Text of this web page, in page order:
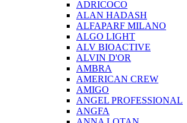
ADRICOCO
ALAN HADASH
ALFAPARF MILANO
ALGO LIGHT
ALV BIOACTIVE
ALVIN D'OR
AMBRA
AMERICAN CREW
AMIGO
ANGEL PROFESSIONAL
ANGFA